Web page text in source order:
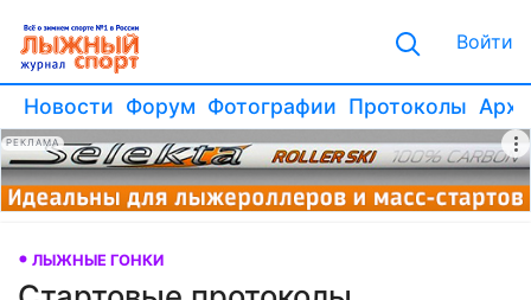
Войти
Новости Форум Фотографии Протоколы
РЕКЛАМА
ЛЫЖНЫЕ ГОНКИ